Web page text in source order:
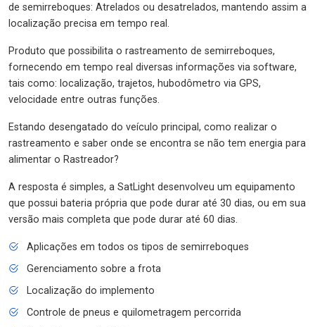
de semirreboques: Atrelados ou desatrelados, mantendo assim a
localização precisa em tempo real.
Produto que possibilita o rastreamento de semirreboques,
fornecendo em tempo real diversas informações via software,
tais como: localização, trajetos, hubodômetro via GPS,
velocidade entre outras funções.
Estando desengatado do veículo principal, como realizar o
rastreamento e saber onde se encontra se não tem energia para
alimentar o Rastreador?
A resposta é simples, a SatLight desenvolveu um equipamento
que possui bateria própria que pode durar até 30 dias, ou em sua
versão mais completa que pode durar até 60 dias.
Aplicações em todos os tipos de semirreboques
Gerenciamento sobre a frota
Localização do implemento
Controle de pneus e quilometragem percorrida